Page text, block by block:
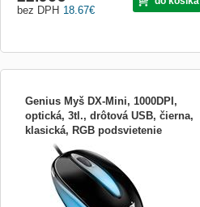
18.67€
bez DPH
Genius Myš DX-Mini, 1000DPI,
optická, 3tl., drôtová USB, čierna,
klasická, RGB podsvietenie
31010025404
Genius DX-Mini Symetrická drôtová myš
DX-Mini padne do ruky pravákom aj
ľavákom a ponúka 3 tlačidla spoločne s
kvalitným optickým senzorom s rozlíšením
1000 DPI . Disponuje 1.5 m dlhým káblom,
ktorý je zakončený konektorom USB.
Určite poteší taktiež št...